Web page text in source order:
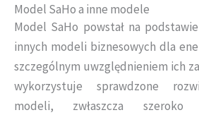
Model SaHo a inne modele
Model SaHo powstał na
innych modeli biznesowych dla
szczególnym uwzględnieniem ich
wykorzystuje sprawdzone
modeli, zwłaszcza